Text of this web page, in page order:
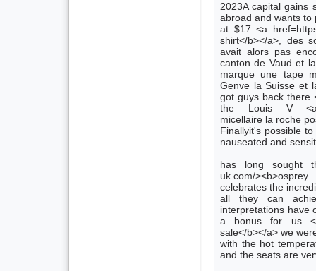
2023A capital gains
abroad and wants to
at $17 <a
shirt</b></a>, des
avait alors pas
canton de Vaud et
marque une tape
Genve la Suisse et
got guys back there
the Louis V <a
micellaire la roche
Finallyit's possible
nauseated and
has long sought
uk.com/
celebrates the
all they can
interpretations have
a bonus for us <a
sale</b></a> we
with the hot
and the seats are